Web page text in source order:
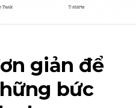
giản để
bức